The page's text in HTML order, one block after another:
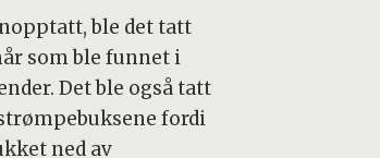
ble det tatt
som ble funnet i
Det ble også tatt
fordi
ned av